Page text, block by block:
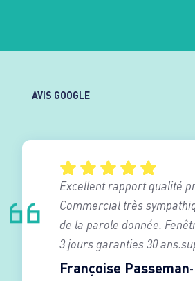
AVIS GOOGLE
Françoise Passeman
Excellent rapport qualité
Commercial très
de la parole donnée.
3 jours garanties 30